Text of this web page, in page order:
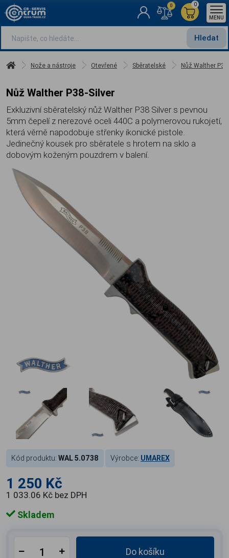
Hledat
0
0
MENU
Nože a nástroje Otevřené Sběratelské Nůž Walther
Nůž Walther P38-Silver
Exkluzivní sběratelský nůž Walther P38 Silver s pevnou
5mm čepelí z nerezové oceli 440C a polymerovou rukojetí,
která věrně napodobuje střenky ikonické pistole.
Jedinečný kousek pro sběratele s hrotem na sklo a
dobovým koženým pouzdrem v balení.
Kód produktu: WAL 5.0738 Výrobce: UMAREX
1 250 Kč
1 033.06 Kč bez DPH
Skladem
Do košíku